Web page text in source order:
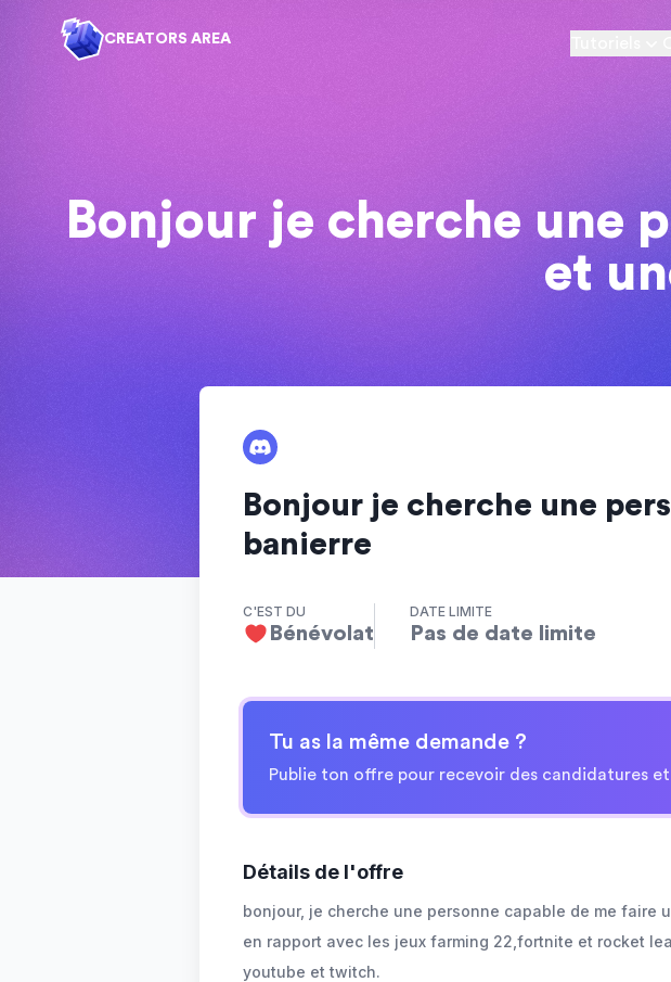
CREATORS AREA
Bonjour je cherche une
et
Bonjour je cherche une
banierre
C'EST DU
Bénévolat
DATE LIMITE
Pas de date limite
Tu as la même demande ?
Publie ton offre pour recevoir des candidatures
Détails de l'offre
bonjour, je cherche une personne capable de me faire
en rapport avec les jeux farming 22,fortnite et rocket
youtube et twitch.